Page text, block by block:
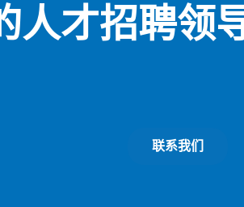
人才招聘领
联系我们